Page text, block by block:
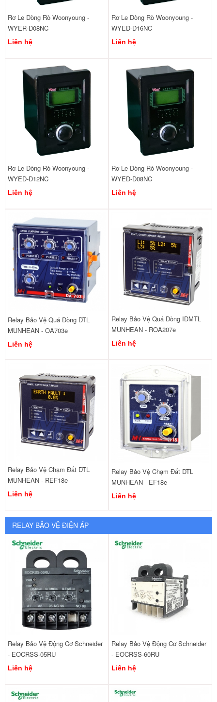
Rơ Le Dòng Rò Woonyoung -
WYER-D08NC
Liên hệ
Rơ Le Dòng Rò Woonyoung -
WYED-D16NC
Liên hệ
Rơ Le Dòng Rò Woonyoung -
WYED-D12NC
Liên hệ
Rơ Le Dòng Rò Woonyoung -
WYED-D08NC
Liên hệ
Relay Bảo Vệ Quá Dòng DTL
MUNHEAN - OA703e
Liên hệ
Relay Bảo Vệ Quá Dòng IDMTL
MUNHEAN - ROA207e
Liên hệ
Relay Bảo Vệ Chạm Đất DTL
MUNHEAN - REF18e
Liên hệ
Relay Bảo Vệ Chạm Đất DTL
MUNHEAN - EF18e
Liên hệ
RELAY BẢO VỆ ĐIỆN ÁP
Relay Bảo Vệ Động Cơ Schneider
- EOCRSS-05RU
Liên hệ
Relay Bảo Vệ Động Cơ Schneider
- EOCRSS-60RU
Liên hệ